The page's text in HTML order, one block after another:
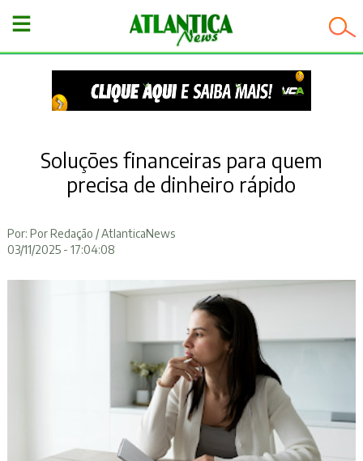
−
Soluções financeiras para quem
precisa de dinheiro rápido
Por: Por Redação / AtlanticaNews
03/11/2025 - 17:04:08